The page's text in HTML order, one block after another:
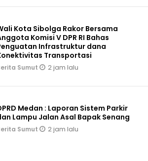
Kota Sibolga Rakor Bersama
Komisi V DPR RI Bahas
Infrastruktur dana
Transportasi
Sumut 2 jam lalu
Medan : Laporan Sistem Parkir
dan Lampu Jalan Asal Bapak Senang
Sumut 2 jam lalu